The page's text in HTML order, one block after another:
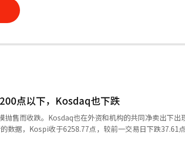
点以下，Kosdaq也下跌
售而收跌。Kosdaq也在外资和机构的共同净卖出下出
日上涨68.69点（1.09%），但在开盘后回吐涨幅，最终